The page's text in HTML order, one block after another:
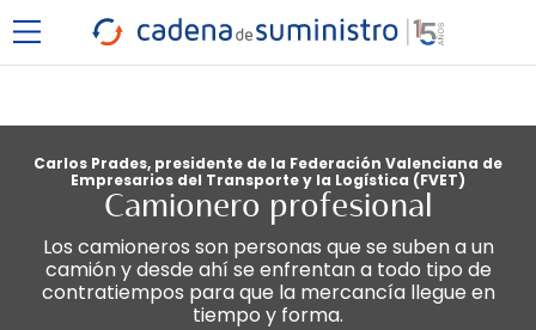
Carlos Prades, presidente de la Federación Valenciana de
Empresarios del Transporte y la Logística (FVET)
Camionero profesional
Los camioneros son personas que se suben a un
camión y desde ahí se enfrentan a todo tipo de
contratiempos para que la mercancía llegue en
tiempo y forma.